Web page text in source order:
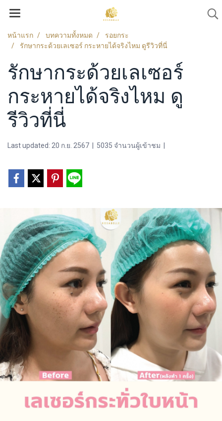
หน้าแรก บทความทั้งหมด
รอยกระ
รักษากระด้วยเลเซอร์ กระหายได้จริงไหม ดูรีวิวที่นี่
รักษากระด้วยเลเซอร์
กระหายได้จริงไหม ดู
รีวิวที่นี่
Last updated: 20 ก.ย. 2567 5035 จำนวนผู้เข้าชม